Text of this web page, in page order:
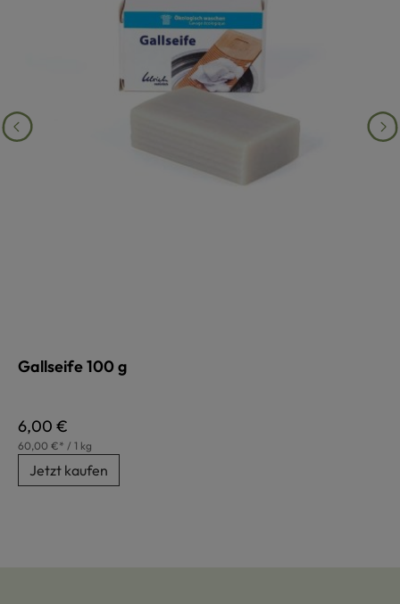
Gallseife 100 g
Regulärer Preis:
6,00 €
60,00 €* / 1 kg
Jetzt kaufen